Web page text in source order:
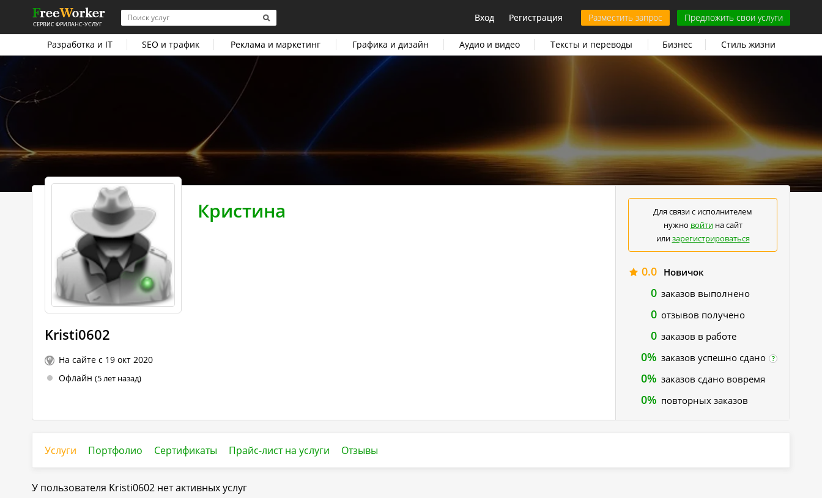
СЕРВИС ФРИЛАНС-УСЛУГ
Вход Регистрация Разместить запрос Предложить свои услуги
Разработка и IT SEO и трафик Реклама и маркетинг Графика и дизайн Аудио и видео Тексты и переводы Бизнес Стиль жизни
Kristi0602
На сайте с 19 окт 2020
Офлайн (5 лет назад)
Кристина
Для связи с исполнителем
нужно войтина сайт
илизарегистрироваться
0.0 Новичок
0 заказов выполнено
0 отзывов получено
0 заказов в работе
0% заказов успешно сдано ?
0% заказов сдано вовремя
0% повторных заказов
Услуги Портфолио Сертификаты Прайс-лист на услуги Отзывы
У пользователя Kristi0602 нет активных услуг